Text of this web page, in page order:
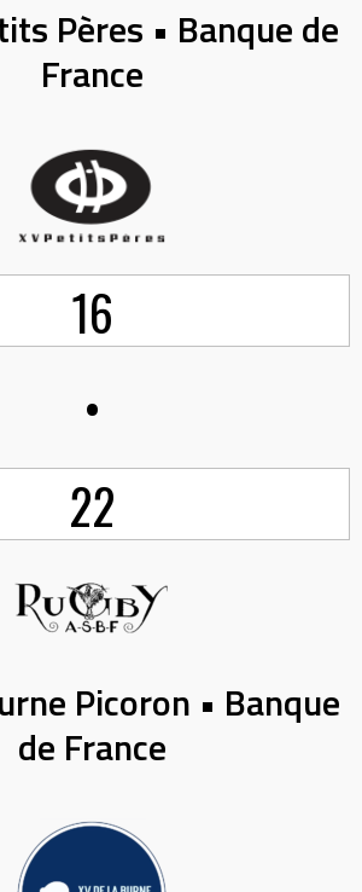
Pères • Banque de
France
16
•
22
Picoron • Banque
de France